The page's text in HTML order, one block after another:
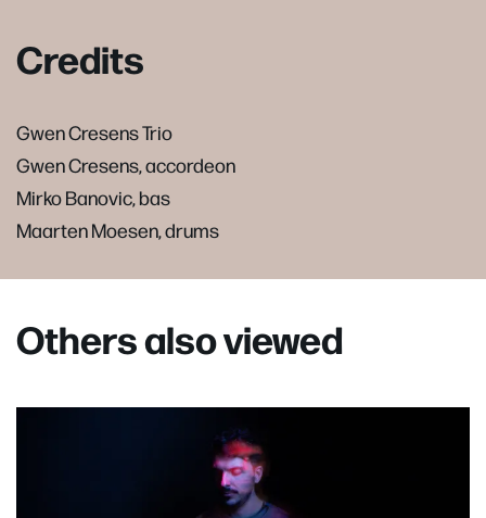
Credits
Gwen Cresens Trio
Gwen Cresens, accordeon
Mirko Banovic, bas
Maarten Moesen, drums
Others also viewed